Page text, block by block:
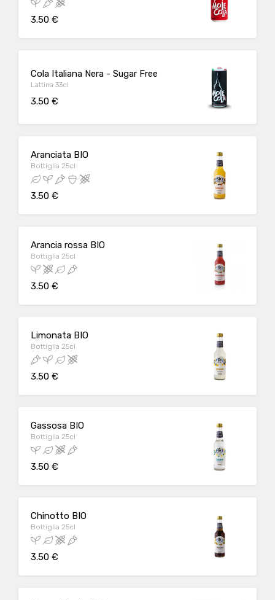
3.50 €
Cola Italiana Nera - Sugar Free
Lattina 33cl
3.50 €
Aranciata BIO
Bottiglia 25cl
3.50 €
Arancia rossa BIO
Bottiglia 25cl
3.50 €
Limonata BIO
Bottiglia 25cl
3.50 €
Gassosa BIO
Bottiglia 25cl
3.50 €
Chinotto BIO
Bottiglia 25cl
3.50 €